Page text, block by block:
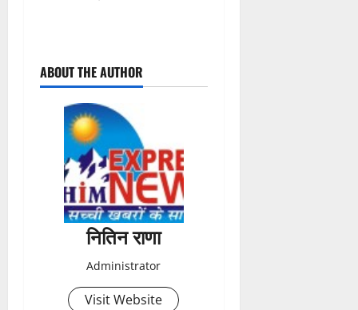
o
ABOUT THE AUTHOR
नितिन राणा
Administrator
Visit Website